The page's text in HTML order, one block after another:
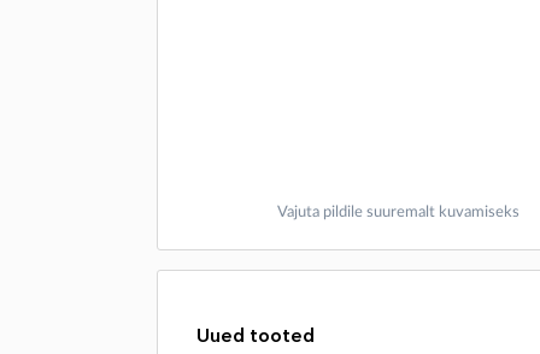
Vajuta pildile suuremalt kuvamiseks
Uued tooted